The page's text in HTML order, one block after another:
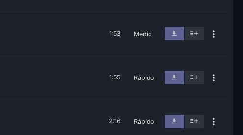
1:53 Medio
1:55 Rápido
2:16 Rápido